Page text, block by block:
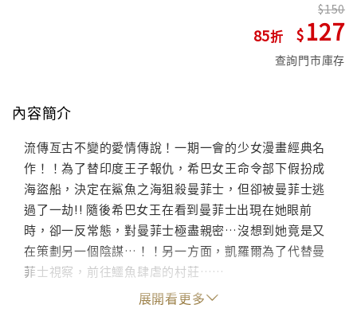
85
150
127
查詢門市庫存
內容簡介
流傳亙古不變的愛情傳說！一期一會的少女漫畫經典名
作！！為了替印度王子報仇，希巴女王命令部下假扮成
海盜船，決定在鯊魚之海狙殺曼菲士，但卻被曼菲士逃
過了一劫!! 隨後希巴女王在看到曼菲士出現在她眼前
時，卻一反常態，對曼菲士極盡親密…沒想到她竟是又
在策劃另一個陰謀…！！另一方面，凱羅爾為了代替曼
菲士視察，前往鱷魚肆虐的村莊……
展開看更多